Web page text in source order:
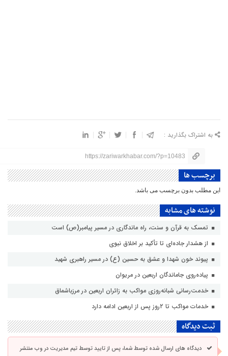
به اشتراک بگذارید :
https://zariwarkhabar.com/?p=10483
برچسب ها
این مطلب بدون برچسب می باشد.
نوشته های مشابه
تمسک به قرآن و سنت، راه ماندگاری در مسیر پیامبر(ص) است
از هشدار جاده‌ای تا تأکید بر اخلاق نبوی
پیوند خون شهدا و عشق به حسین (ع) در مسیر راهبری شهید
پیاده‌روی جاماندگان اربعین در مریوان
خدمت‌رسانی شبانه‌روزی مواکب به زائران اربعین در مرزباشماق
خدمات مواکب تا ۲روز پس از اربعین ادامه دارد
ثبت دیدگاه
دیدگاه های ارسال شده توسط شما، پس از تایید توسط تیم مدیریت در وب منتشر